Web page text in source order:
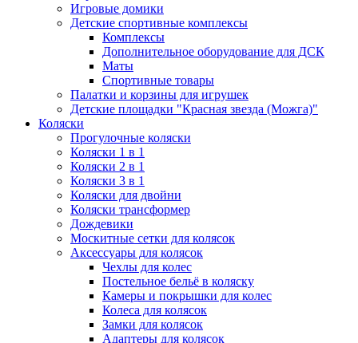
Игровые домики
Детские спортивные комплексы
Комплексы
Дополнительное оборудование для ДСК
Маты
Спортивные товары
Палатки и корзины для игрушек
Детские площадки "Красная звезда (Можга)"
Коляски
Прогулочные коляски
Коляски 1 в 1
Коляски 2 в 1
Коляски 3 в 1
Коляски для двойни
Коляски трансформер
Дождевики
Москитные сетки для колясок
Аксессуары для колясок
Чехлы для колес
Постельное бельё в коляску
Камеры и покрышки для колес
Колеса для колясок
Замки для колясок
Адаптеры для колясок